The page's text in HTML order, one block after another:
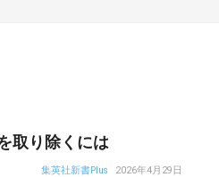
取り除くには
集英社新書Plus 2026年4月29日